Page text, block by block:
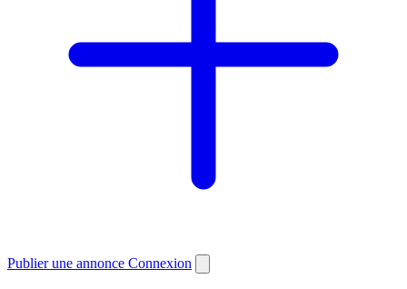
Publier une annonce Connexion